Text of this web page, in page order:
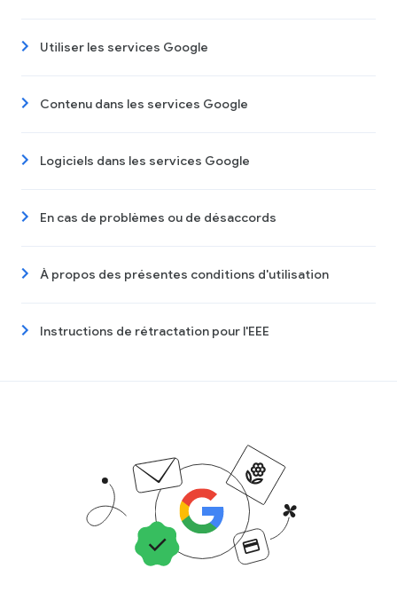
Utiliser les services Google
Contenu dans les services Google
Logiciels dans les services Google
En cas de problèmes ou de désaccords
À propos des présentes conditions d'utilisation
Instructions de rétractation pour l'EEE